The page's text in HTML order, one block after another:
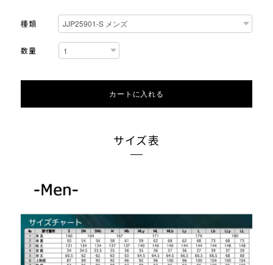
種類
数量
カートに入れる
サイズ表